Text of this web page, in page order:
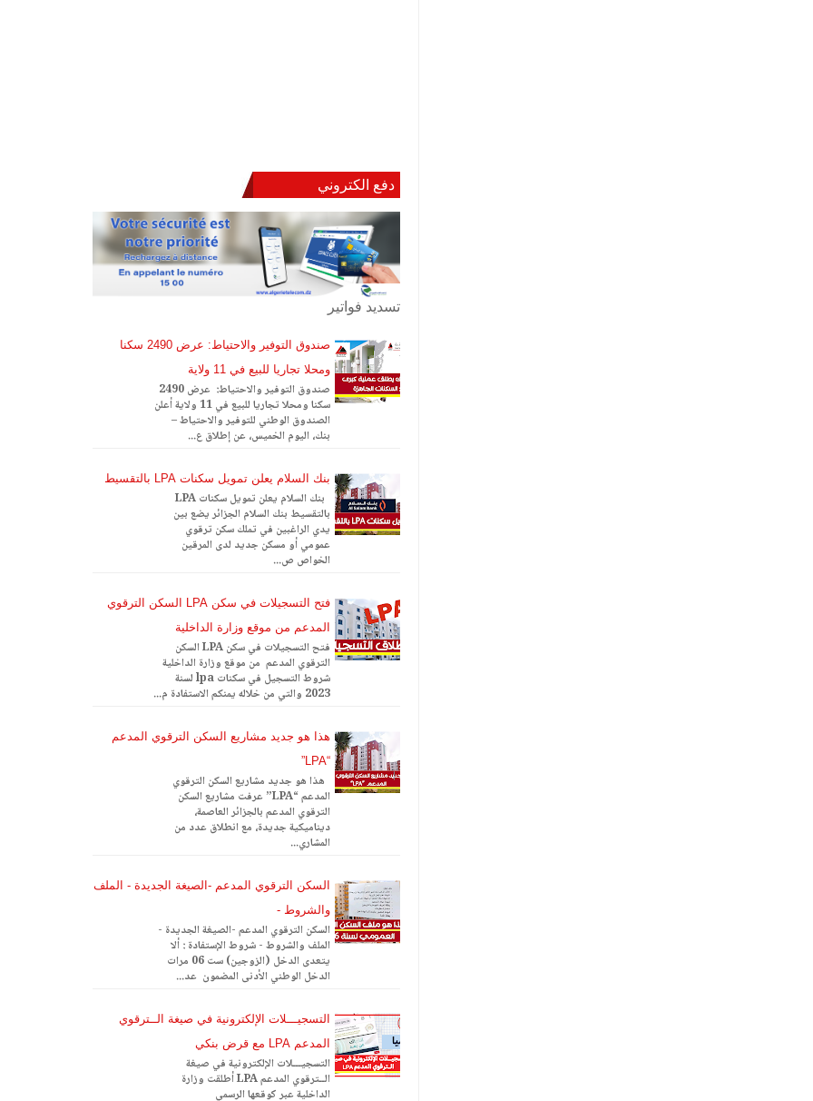
دفع الكتروني
تسديد فواتير
صندوق التوفير والاحتياط: عرض 2490 سكنا
ومحلا تجاريا للبيع في 11 ولاية
صندوق التوفير والاحتياط: عرض 2490
سكنا ومحلا تجاريا للبيع في 11 ولاية أعلن
الصندوق الوطني للتوفير والاحتياط –
بنك، اليوم الخميس، عن إطلاق ع...
بنك السلام يعلن تمويل سكنات LPA بالتقسيط
بنك السلام يعلن تمويل سكنات LPA
بالتقسيط بنك السلام الجزائر يضع بين
يدي الراغبين في تملك سكن ترقوي
عمومي أو مسكن جديد لدى المرقين
الخواص ص...
فتح التسجيلات في سكن LPA السكن الترقوي
المدعم من موقع وزارة الداخلية
فتح التسجيلات في سكن LPA السكن
الترقوي المدعم من موقع وزارة الداخلية
شروط التسجيل في سكنات lpa لسنة
2023 والتي من خلاله يمنكم الاستفادة م...
هذا هو جديد مشاريع السكن الترقوي المدعم
“LPA”
هذا هو جديد مشاريع السكن الترقوي
المدعم “LPA” عرفت مشاريع السكن
الترقوي المدعم بالجزائر العاصمة،
ديناميكية جديدة، مع انطلاق عدد من
المشاري...
السكن الترقوي المدعم -الصيغة الجديدة - الملف
والشروط -
السكن الترقوي المدعم -الصيغة الجديدة -
الملف والشروط - شروط الإستفادة : ألا
يتعدى الدخل (الزوجين) ست 06 مرات
الدخل الوطني الأدنى المضمون عد...
التسجيـــلات الإلكترونية في صيغة الــترقوي
المدعم LPA مع قرض بنكي
التسجيـــلات الإلكترونية في صيغة
الــترقوي المدعم LPA أطلقت وزارة
الداخلية عبر كوقعها الرسمي